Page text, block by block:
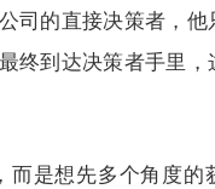
司的直接决策者，他
终到达决策者手里，
是想先多个角度的